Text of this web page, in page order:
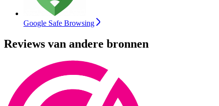
Google Safe Browsing
Reviews van andere bronnen